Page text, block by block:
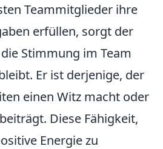
Teammitglieder ihre
erfüllen, sorgt der
Stimmung im Team
Er ist derjenige, der
einen Witz macht oder
Diese Fähigkeit,
Energie zu